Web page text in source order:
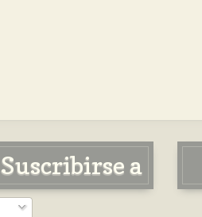
Suscribirse a